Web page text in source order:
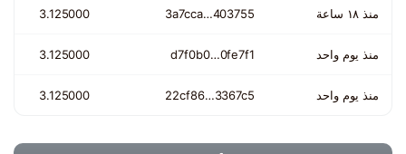
منذ ١٨ ساعة 3a7cca…403755
3.125000
منذ يوم واحد d7f0b0…0fe7f1
3.125000
منذ يوم واحد 22cf86…3367c5
3.125000